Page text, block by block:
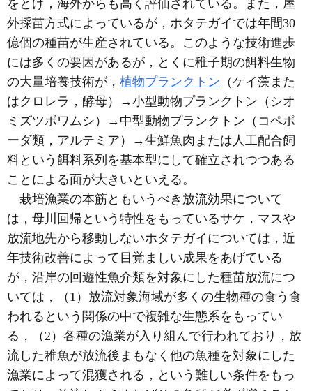
をとげ，海外からも高く評価されている。また，屋
外採苗方式によっているが，ホタテガイでは年間30
億個の種苗が生産されている。このような技術進歩
には多くの要因があるが，とくに稚子期の餌料生物
の大量培養技術が， 植物プランクトン （ケイ藻また
はクロレラ，酵母）→小型動物プランクトン（シオ
ミズツボワムシ）→中型動物プランクトン（コペポ
ーダ類，アルテミア）→生鮮魚肉または人工配合飼
料という餌料系列を基本型にして確立されつつある
ことによる面が大きいといえる。
栽培漁業の本筋ともいうべき放流効果について
は，母川回帰という特性をもっているサケ，マスや
放流地先から移動しないホタテガイについては，近
年技術改善によって目覚ましい成果をあげている
が，沿岸の回遊性魚介類を対象にした種苗放流につ
いては，（1）放流対象海域が多くの生物種の食う食
われるという関係の中で複雑な生態系をもってい
る，（2）各種の漁業が入り組んで行われており，放
流した稚魚が放流後まもなく他の魚種を対象にした
漁業によって混獲される，という難しい条件をもっ